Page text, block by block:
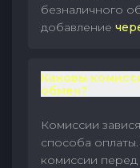
безналичного
добавление
Каковы
обмен?
Комиссии
способа
комиссии